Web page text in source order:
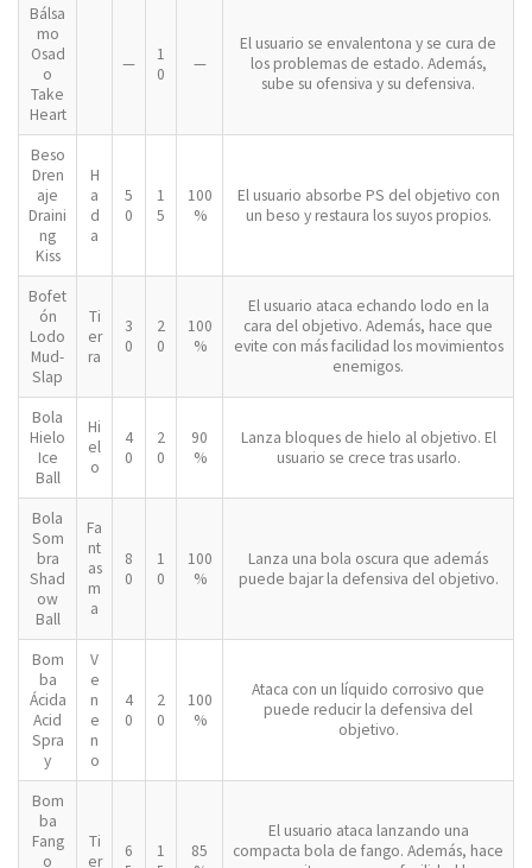
Bálsa
mo
Osad
o
Take
Heart
—
1
0
—
El usuario se envalentona y se cura de
los problemas de estado. Además,
sube su ofensiva y su defensiva.
Beso
Dren
aje
Draini
ng
Kiss
H
a
d
a
5
0
1
5
100
%
El usuario absorbe PS del objetivo con
un beso y restaura los suyos propios.
Bofet
ón
Lodo
Mud-
Slap
Ti
er
ra
3
0
2
0
100
%
El usuario ataca echando lodo en la
cara del objetivo. Además, hace que
evite con más facilidad los movimientos
enemigos.
Bola
Hielo
Ice
Ball
Hi
el
o
4
0
2
0
90
%
Lanza bloques de hielo al objetivo. El
usuario se crece tras usarlo.
Bola
Som
bra
Shad
ow
Ball
Fa
nt
as
m
a
8
0
1
0
100
%
Lanza una bola oscura que además
puede bajar la defensiva del objetivo.
Bom
ba
Ácida
Acid
Spra
y
V
e
n
e
n
o
4
0
2
0
100
%
Ataca con un líquido corrosivo que
puede reducir la defensiva del
objetivo.
Bom
ba
Fang
o
Ti
er
6
1
85
El usuario ataca lanzando una
compacta bola de fango. Además, hace